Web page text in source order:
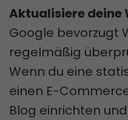
Aktualisiere deine
Google bevorzugt
regelmäßig
Wenn du eine
einen E-
Blog einrichten